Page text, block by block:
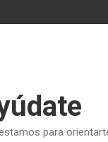
para